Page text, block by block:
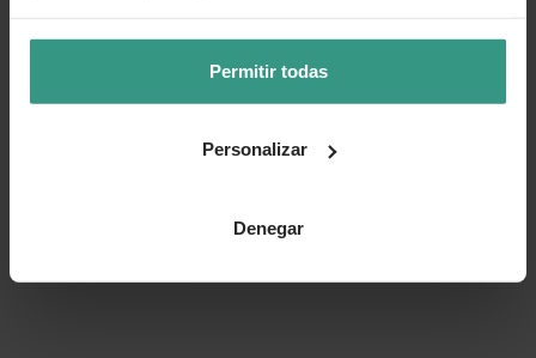
Permitir todas
Personalizar
Denegar